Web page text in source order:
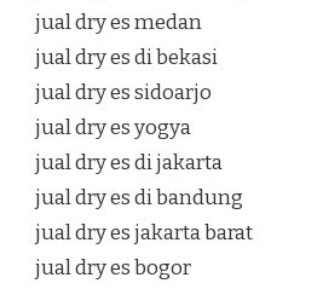
jual dry es medan
jual dry es di bekasi
jual dry es sidoarjo
jual dry es yogya
jual dry es di jakarta
jual dry es di bandung
jual dry es jakarta barat
jual dry es bogor